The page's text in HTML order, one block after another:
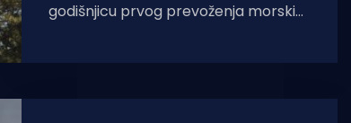
godišnjicu prvog prevoženja morskim